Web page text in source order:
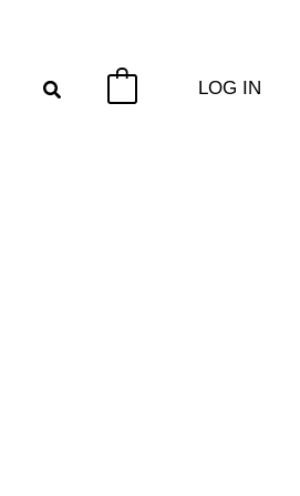
LOG IN